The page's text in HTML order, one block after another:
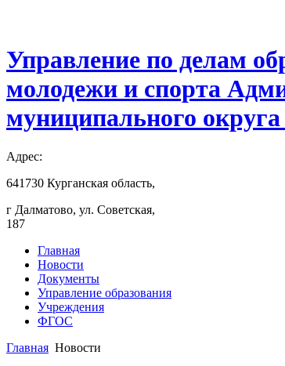
Управление по делам
молодежи и спорта
муниципального
Адрес:
641730 Курганская область,
г Далматово, ул. Советская,
187
Главная
Новости
Документы
Управление образования
Учреждения
ФГОС
Главная Новости